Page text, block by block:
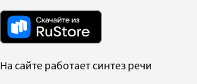
На сайте работает синтез речи